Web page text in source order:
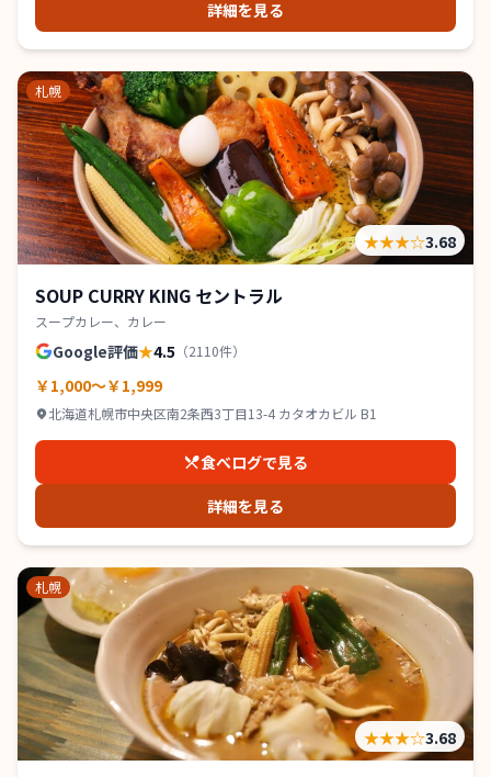
詳細を見る
札幌
★★★☆3.68
SOUP CURRY KING セントラル
スープカレー、カレー
Google評価★4.5 （2110件）
￥1,000～￥1,999
北海道札幌市中央区南2条西3丁目13-4 カタオカビル B1
食べログで見る
詳細を見る
札幌
★★★☆3.68